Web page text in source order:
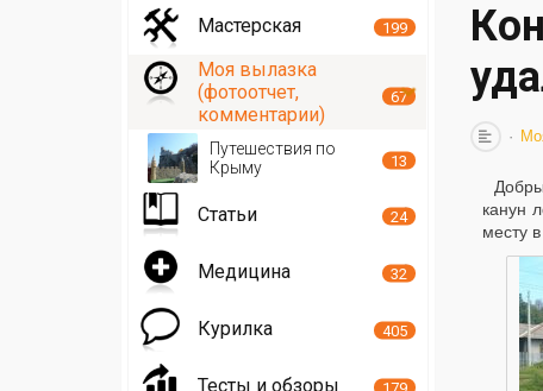
канун
месту
Мастерская 199
Моя вылазка
(фотоотчет,
комментарии)
67
Путешествия по
Крыму
13
Статьи 24
Медицина 32
Курилка 405
Тесты и обзоры 179